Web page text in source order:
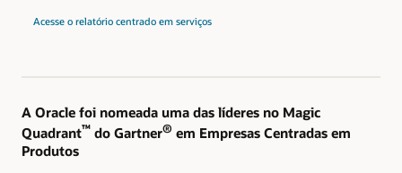
Acesse o relatório centrado em serviços
A Oracle foi nomeada uma das líderes no Magic
Quadrant™ do Gartner® em Empresas Centradas em
Produtos